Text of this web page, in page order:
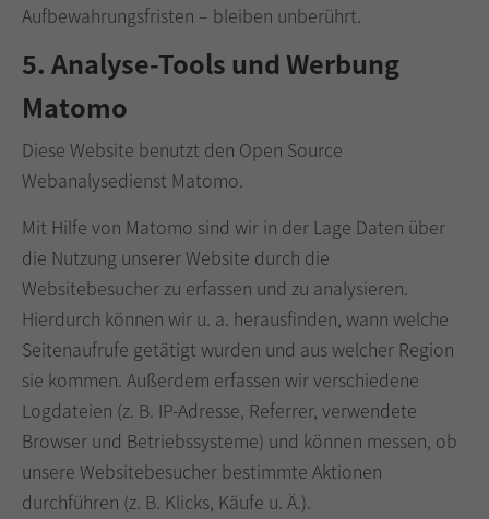
Aufbewahrungsfristen – bleiben unberührt.
5. Analyse-Tools und Werbung
Matomo
Diese Website benutzt den Open Source
Webanalysedienst Matomo.
Mit Hilfe von Matomo sind wir in der Lage Daten über
die Nutzung unserer Website durch die
Websitebesucher zu erfassen und zu analysieren.
Hierdurch können wir u. a. herausfinden, wann welche
Seitenaufrufe getätigt wurden und aus welcher Region
sie kommen. Außerdem erfassen wir verschiedene
Logdateien (z. B. IP-Adresse, Referrer, verwendete
Browser und Betriebssysteme) und können messen, ob
unsere Websitebesucher bestimmte Aktionen
durchführen (z. B. Klicks, Käufe u. Ä.).